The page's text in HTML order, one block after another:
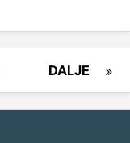
DALJE